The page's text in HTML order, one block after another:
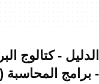
الدليل - كتالوج
- برامج المحاسبة